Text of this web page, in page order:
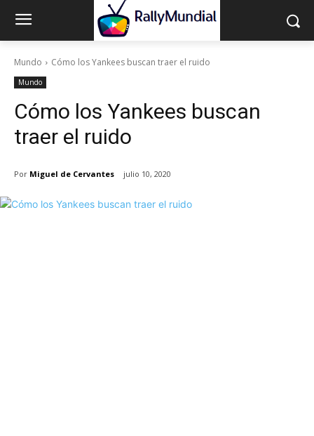
Mundo Cómo los Yankees buscan traer el ruido
Mundo
Cómo los Yankees buscan
traer el ruido
Por Miguel de Cervantes julio 10, 2020